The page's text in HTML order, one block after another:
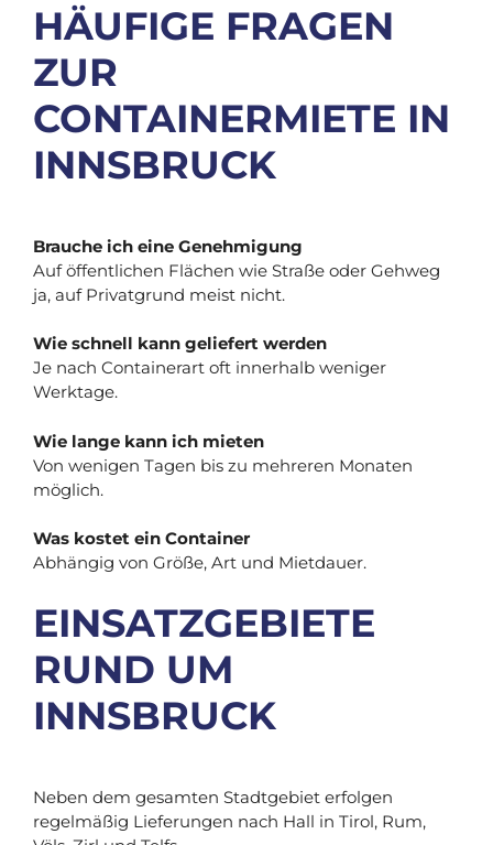
HÄUFIGE FRAGEN
ZUR
CONTAINERMIETE IN
INNSBRUCK
Brauche ich eine Genehmigung
Auf öffentlichen Flächen wie Straße oder Gehweg
ja, auf Privatgrund meist nicht.
Wie schnell kann geliefert werden
Je nach Containerart oft innerhalb weniger
Werktage.
Wie lange kann ich mieten
Von wenigen Tagen bis zu mehreren Monaten
möglich.
Was kostet ein Container
Abhängig von Größe, Art und Mietdauer.
EINSATZGEBIETE
RUND UM
INNSBRUCK
Neben dem gesamten Stadtgebiet erfolgen
regelmäßig Lieferungen nach Hall in Tirol, Rum,